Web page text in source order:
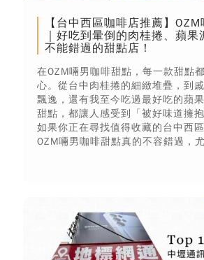
【台中西區咖啡店推薦】
｜好吃到暈倒的肉桂捲、蘋
不能錯過的甜點店！
在OZM啢男咖啡甜點，每一款甜點
心。從台中肉桂捲的細緻堆疊，到
飄逸，還有我至今吃過最好吃的蘋
甜點，都讓人感受到「被好味道擁抱
如果你正在尋找值得收藏的台中西
OZM啢男咖啡甜點真的不容錯過，